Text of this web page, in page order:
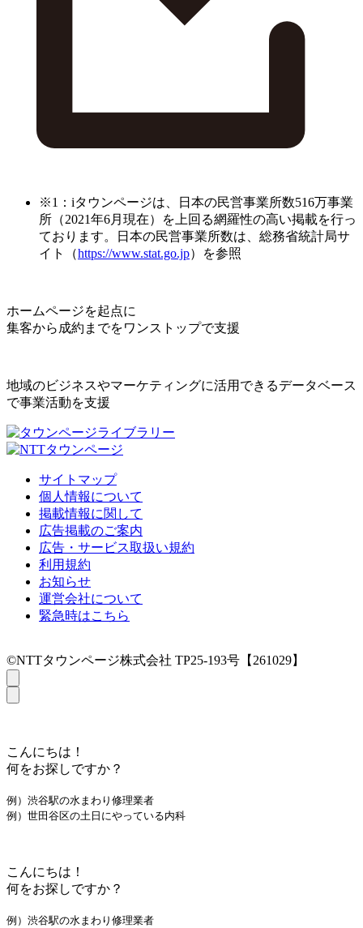
※1：iタウンページは、日本の民営事業所数516万事業
所（2021年6月現在）を上回る網羅性の高い掲載を行っ
ております。日本の民営事業所数は、総務省統計局サ
イト（https://www.stat.go.jp）を参照
ホームページを起点に
集客から成約までをワンストップで支援
地域のビジネスやマーケティングに活用できるデータベース
で事業活動を支援
サイトマップ
個人情報について
掲載情報に関して
広告掲載のご案内
広告・サービス取扱い規約
利用規約
お知らせ
運営会社について
緊急時はこちら
©NTTタウンページ株式会社 TP25-193号【261029】
こんにちは！
何をお探しですか？
例）渋谷駅の水まわり修理業者
例）世田谷区の土日にやっている内科
こんにちは！
何をお探しですか？
例）渋谷駅の水まわり修理業者